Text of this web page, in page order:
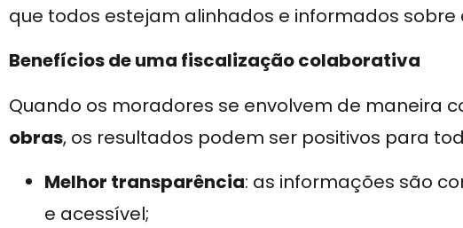
que todos estejam alinhados e informados
Benefícios de uma fiscalização colaborativa
Quando os moradores se envolvem de maneira
obras, os resultados podem ser positivos para
Melhor transparência: as informações são
e acessível;